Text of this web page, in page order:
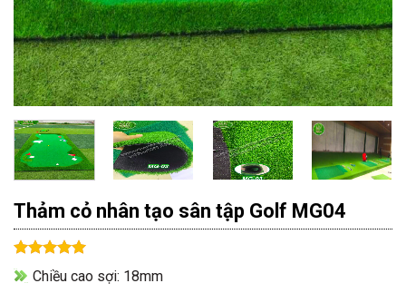
Thảm cỏ nhân tạo sân tập Golf MG04
Rated0
out of 5
Chiều cao sợi: 18mm